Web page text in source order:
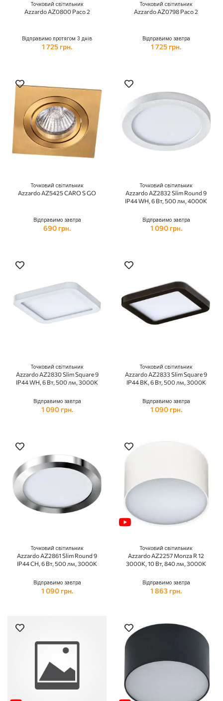
Точковий світильник
Azzardo AZ0800 Paco 2
Відправимо протягом 3 днів
1 725 грн.
Точковий світильник
Azzardo AZ0798 Paco 2
Відправимо завтра
1 725 грн.
Точковий світильник
Azzardo AZ5425 CARO S GO
Відправимо завтра
690 грн.
Точковий світильник
Azzardo AZ2832 Slim Round 9
IP44 WH, 6 Вт, 500 лм, 4000K
Відправимо завтра
1 090 грн.
Точковий світильник
Azzardo AZ2830 Slim Square 9
IP44 WH, 6 Вт, 500 лм, 3000K
Відправимо завтра
1 090 грн.
Точковий світильник
Azzardo AZ2833 Slim Square 9
IP44 BK, 6 Вт, 500 лм, 3000K
Відправимо завтра
1 090 грн.
Точковий світильник
Azzardo AZ2861 Slim Round 9
IP44 CH, 6 Вт, 500 лм, 3000K
Відправимо завтра
1 090 грн.
Точковий світильник
Azzardo AZ2257 Monza R 12
3000K, 10 Вт, 840 лм, 3000K
Відправимо завтра
1 863 грн.